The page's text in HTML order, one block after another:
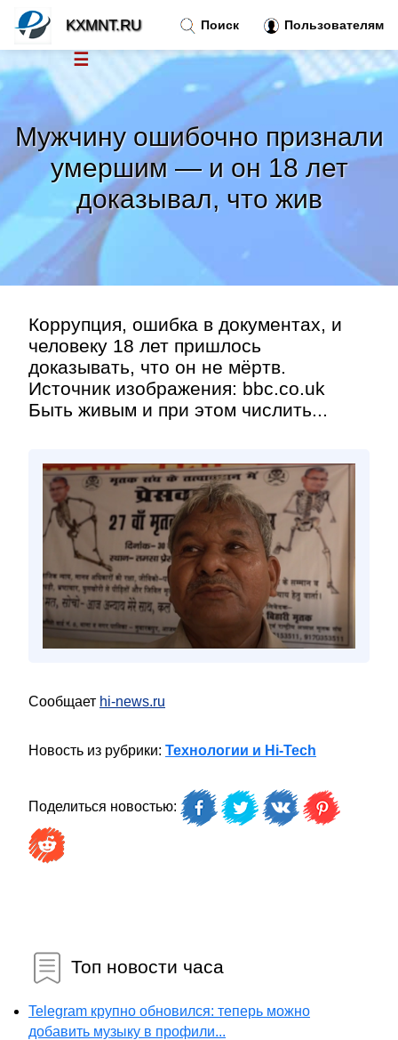
Мужчину ошибочно признали
умершим — и он 18 лет
доказывал, что жив
Коррупция, ошибка в документах, и
человеку 18 лет пришлось
доказывать, что он не мёртв.
Источник изображения: bbc.co.uk
Быть живым и при этом числить...
Сообщает hi-news.ru
Новость из рубрики: Технологии и Hi-Tech
Поделиться новостью:
Топ новости часа
Telegram крупно обновился: теперь можно
добавить музыку в профили...
Поиск Пользователям
KXMNT.RU
☰
Новости
Тренды новостей»
Рубрики»
Правила »